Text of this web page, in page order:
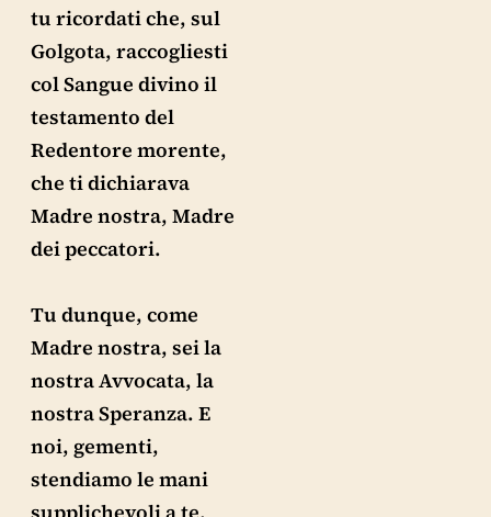
tu ricordati che, sul
Golgota, raccogliesti
col Sangue divino il
testamento del
Redentore morente,
che ti dichiarava
Madre nostra, Madre
dei peccatori.
Tu dunque, come
Madre nostra, sei la
nostra Avvocata, la
nostra Speranza. E
noi, gementi,
stendiamo le mani